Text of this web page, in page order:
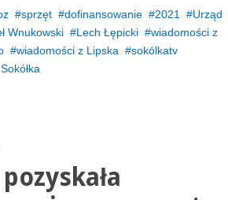
sprzęt dofinansowanie 2021
Urząd
Wnukowski Lech Łępicki
wiadomości z
wiadomości z Lipska
sokólkatv